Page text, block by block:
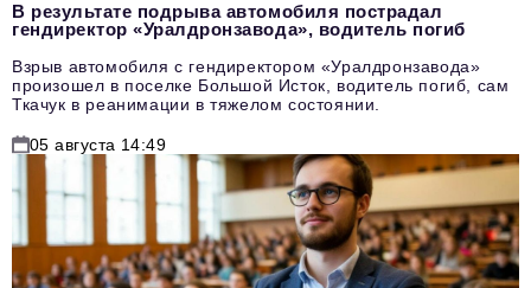
В результате подрыва автомобиля пострадал
гендиректор «Уралдронзавода», водитель погиб
Взрыв автомобиля с гендиректором «Уралдронзавода»
произошел в поселке Большой Исток, водитель погиб, сам
Ткачук в реанимации в тяжелом состоянии.
05 августа 14:49